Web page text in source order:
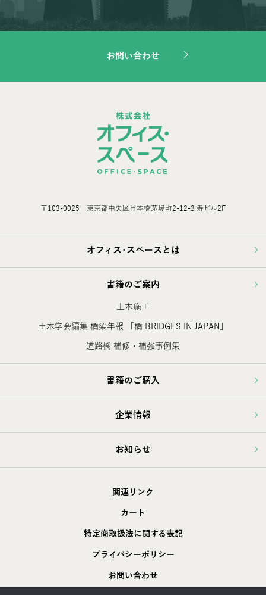
お問い合わせ
〒103-0025 東京都中央区日本橋茅場町2-12-3 寿ビル2F
オフィス･スペースとは
書籍のご案内
土木施工
土木学会編集 橋梁年報 「橋 BRIDGES IN JAPAN」
道路橋 補修・補強事例集
書籍のご購入
企業情報
お知らせ
関連リンク
カート
特定商取扱法に関する表記
プライバシーポリシー
お問い合わせ